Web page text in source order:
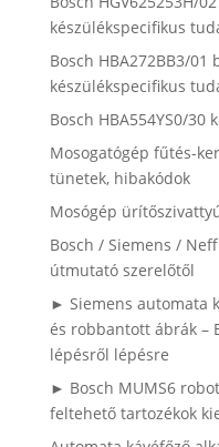
készülékspecifikus
Bosch HBA272BB3/
készülékspecifikus
Bosch HBA554YS0/
Mosogatógép fűtés-
tünetek, hibakódok
Mosógép
Bosch / Siemens /
útmutató szerelőtől
► Siemens automata
és robbantott ábrák –
lépésről lépésre
► Bosch MUMS6
feltehető tartozékok